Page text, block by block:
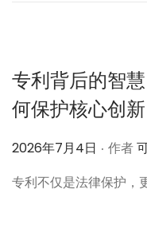
专利背后的智
何保护核心创新
作
2026年7月4日 . 作者
专利不仅是法律保护，